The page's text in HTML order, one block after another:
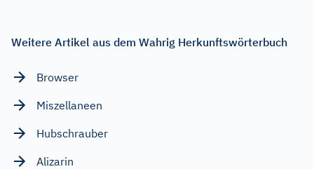
Weitere Artikel aus dem Wahrig Herkunftswörterbuch
Browser
Miszellaneen
Hubschrauber
Alizarin